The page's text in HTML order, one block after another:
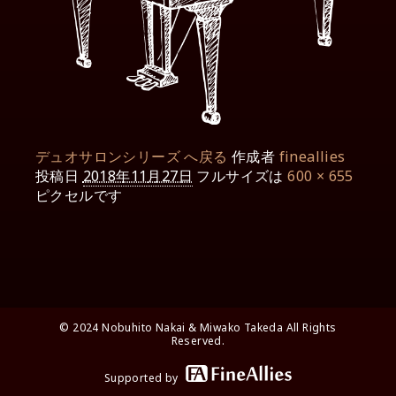
デュオサロンシリーズ へ戻る 作成者 fineallies
投稿日 2018年11月27日 フルサイズは600 × 655
ピクセルです
© 2024 Nobuhito Nakai & Miwako Takeda All Rights
Reserved.
Supported by